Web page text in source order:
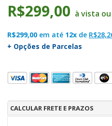
R$299,00 à vista ou
R$299,00 em até 12x de
+ Opções de Parcelas
CALCULAR FRETE E PRAZOS